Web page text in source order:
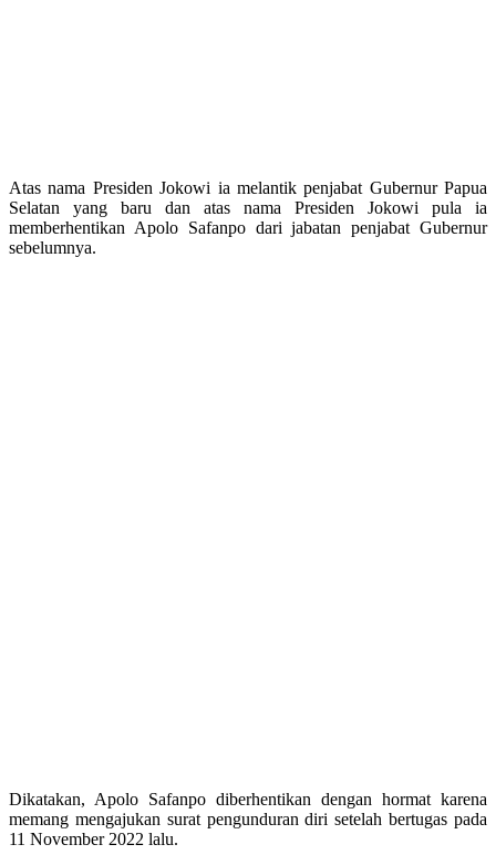
Atas nama Presiden Jokowi ia melantik penjabat Gubernur Papua
Selatan yang baru dan atas nama Presiden Jokowi pula ia
memberhentikan Apolo Safanpo dari jabatan penjabat Gubernur
sebelumnya.
Dikatakan, Apolo Safanpo diberhentikan dengan hormat karena
memang mengajukan surat pengunduran diri setelah bertugas pada
11 November 2022 lalu.